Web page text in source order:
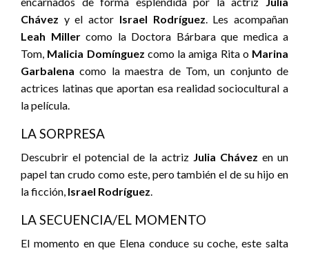
Chávez y el actor Israel Rodríguez . Les acompañan
Leah Millercomo la Doctora Bárbara que medica a
Tom, Malicia Domínguez como la amiga Rita o Marina
Garbalena como la maestra de Tom, un conjunto de
actrices latinas que aportan esa realidad sociocultural a
la película.
LA SORPRESA
Descubrir el potencial de la actriz Julia Chávez en un
papel tan crudo como este, pero también el de su hijo en
la ficción, Israel Rodríguez
LA SECUENCIA/EL MOMENTO
El momento en que Elena conduce su coche, este salta